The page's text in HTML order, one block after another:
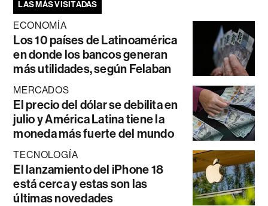
LAS MÁS VISITADAS
ECONOMÍA
Los 10 países de Latinoamérica
en donde los bancos generan
más utilidades, según Felaban
MERCADOS
El precio del dólar se debilita en
julio y América Latina tiene la
moneda más fuerte del mundo
TECNOLOGÍA
El lanzamiento del iPhone 18
está cerca y estas son las
últimas novedades